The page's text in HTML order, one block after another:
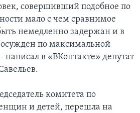
совершивший подобное по
мало с чем сравнимое
немедленно задержан и в
по максимальной
написал в «ВКонтакте» депутат
комитета по
и детей, перешла на